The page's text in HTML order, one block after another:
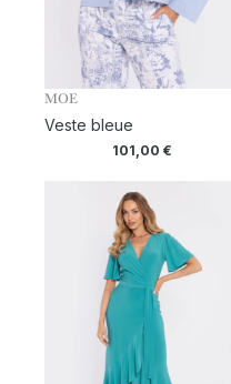
MOE
Veste bleue
101,00 €